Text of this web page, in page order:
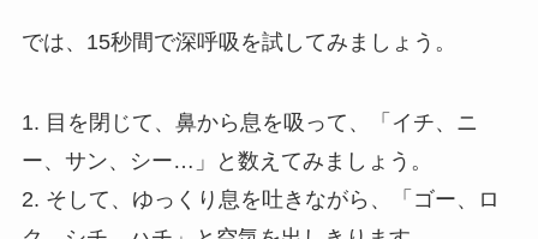
では、15秒間で深呼吸を試してみましょう。
1. 目を閉じて、鼻から息を吸って、「イチ、ニ
ー、サン、シー…」と数えてみましょう。
2. そして、ゆっくり息を吐きながら、「ゴー、ロ